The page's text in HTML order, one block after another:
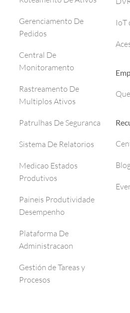
Gerenciamento De
Pedidos
Central De
Monitoramento
Rastreamento De
Multiplos Ativos
Patrulhas De Seguranca
Sistema De Relatorios
Medicao Estados
Produtivos
Paineis Produtividade
Desempenho
Plataforma De
Administracaon
Gestión de Tareas y
Procesos
IoT